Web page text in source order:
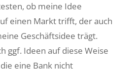
ob meine Idee
einen Markt trifft, der auch
Geschäftsidee trägt.
ggf. Ideen auf diese Weise
eine Bank nicht